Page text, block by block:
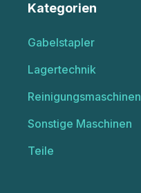
Kategorien
Gabelstapler
Lagertechnik
Reinigungsmaschinen
Sonstige Maschinen
Teile